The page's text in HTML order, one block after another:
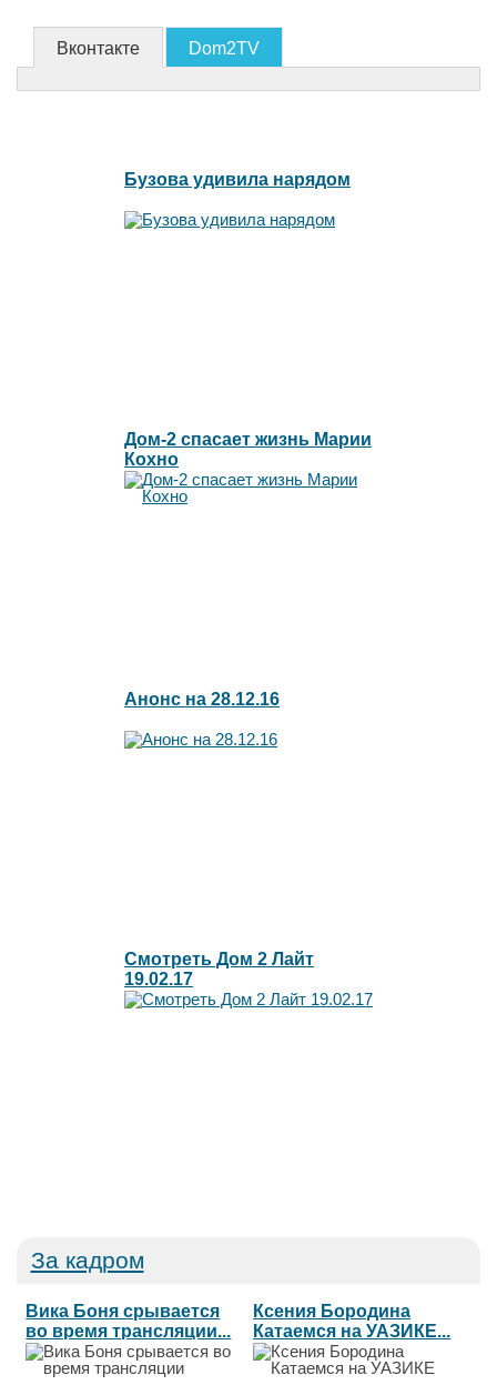
Вконтакте Dom2TV
Бузова удивила нарядом
Дом-2 спасает жизнь Марии
Кохно
Анонс на 28.12.16
Смотреть Дом 2 Лайт
19.02.17
За кадром
Вика Боня срывается
во время трансляции...
Ксения Бородина
Катаемся на УАЗИКЕ...